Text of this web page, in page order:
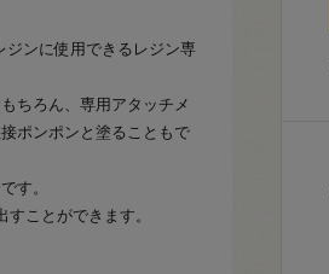
ジンに使用できるレジン専
ちろん、専用アタッチメ
ポンポンと塗ることもで
す。
ことができます。